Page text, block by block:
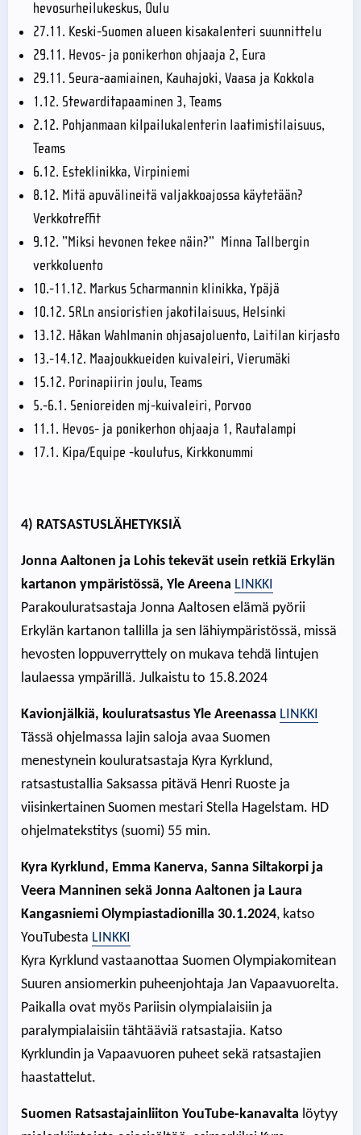
hevosurheilukeskus, Oulu
27.11. Keski-Suomen alueen kisakalenteri suunnittelu
29.11. Hevos- ja ponikerhon ohjaaja 2, Eura
29.11. Seura-aamiainen, Kauhajoki, Vaasa ja Kokkola
1.12. Stewarditapaaminen 3, Teams
2.12. Pohjanmaan kilpailukalenterin laatimistilaisuus,
Teams
6.12. Esteklinikka, Virpiniemi
8.12. Mitä apuvälineitä valjakkoajossa käytetään?
Verkkotreffit
9.12. ”Miksi hevonen tekee näin?” Minna Tallbergin
verkkoluento
10.-11.12. Markus Scharmannin klinikka, Ypäjä
10.12. SRLn ansioristien jakotilaisuus, Helsinki
13.12. Håkan Wahlmanin ohjasajoluento, Laitilan kirjasto
13.-14.12. Maajoukkueiden kuivaleiri, Vierumäki
15.12. Porinapiirin joulu, Teams
5.-6.1. Senioreiden mj-kuivaleiri, Porvoo
11.1. Hevos- ja ponikerhon ohjaaja 1, Rautalampi
17.1. Kipa/Equipe -koulutus, Kirkkonummi
4) RATSASTUSLÄHETYKSIÄ
Jonna Aaltonen ja Lohis tekevät usein retkiä Erkylän
kartanon ympäristössä, Yle Areena LINKKI
Parakouluratsastaja Jonna Aaltosen elämä pyörii
Erkylän kartanon tallilla ja sen lähiympäristössä, missä
hevosten loppuverryttely on mukava tehdä lintujen
laulaessa ympärillä. Julkaistu to 15.8.2024
Kavionjälkiä, kouluratsastus Yle Areenassa LINKKI
Tässä ohjelmassa lajin saloja avaa Suomen
menestynein kouluratsastaja Kyra Kyrklund,
ratsastustallia Saksassa pitävä Henri Ruoste ja
viisinkertainen Suomen mestari Stella Hagelstam. HD
ohjelmatekstitys (suomi) 55 min.
Kyra Kyrklund, Emma Kanerva, Sanna Siltakorpi ja
Veera Manninen sekä Jonna Aaltonen ja Laura
Kangasniemi Olympiastadionilla 30.1.2024, katso
YouTubesta LINKKI
Kyra Kyrklund vastaanottaa Suomen Olympiakomitean
Suuren ansiomerkin puheenjohtaja Jan Vapaavuorelta.
Paikalla ovat myös Pariisin olympialaisiin ja
paralympialaisiin tähtääviä ratsastajia. Katso
Kyrklundin ja Vapaavuoren puheet sekä ratsastajien
haastattelut.
Suomen Ratsastajainliiton YouTube-kanavalta löytyy